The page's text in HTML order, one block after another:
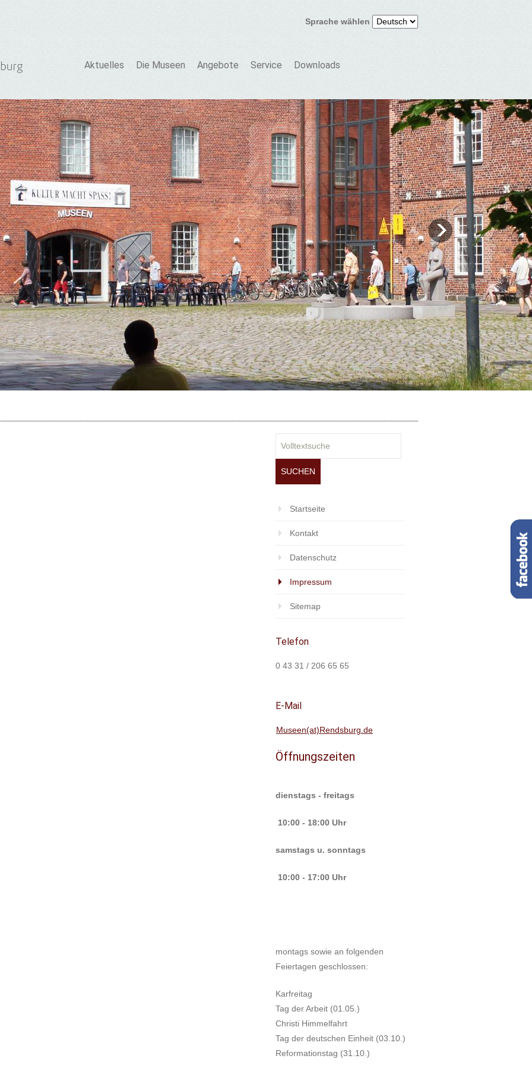
Sprache wählen
Aktuelles Die Museen Angebote Service Downloads
Startseite
Kontakt
Datenschutz
Impressum
Sitemap
Telefon
0 43 31 / 206 65 65
E-Mail
Museen(at)Rendsburg.de
Öffnungszeiten
dienstags - freitags
10:00 - 18:00 Uhr
samstags u. sonntags
10:00 - 17:00 Uhr
montags sowie an folgenden
Feiertagen geschlossen:
Karfreitag
Tag der Arbeit (01.05.)
Christi Himmelfahrt
Tag der deutschen Einheit (03.10.)
Reformationstag (31.10.)